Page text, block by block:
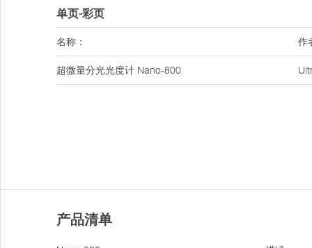
单页-彩页
名称： 作
超微量分光光度计 Nano-800
产品清单